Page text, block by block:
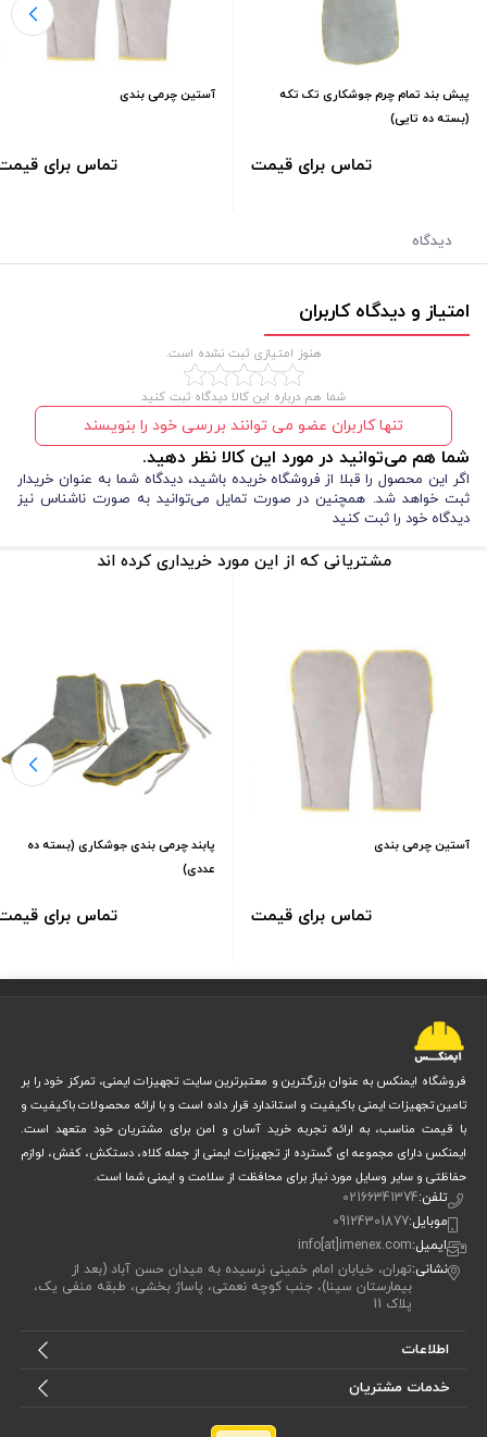
پیش بند تمام چرم جوشکاری تک تکه
(بسته ده تایی)
تماس برای قیمت
آستین چرمی بندی
تماس برای
دیدگاه
امتیاز و دیدگاه کاربران
هنوز امتیازی ثبت نشده است.
شما هم درباره این کالا دیدگاه ثبت کنید
تنها کاربران عضو می توانند بررسی خود را بنویسند
شما هم می‌توانید در مورد این کالا نظر دهید.
اگر این محصول را قبلا از فروشگاه خریده باشید، دیدگاه شما به عنوان خریدار
ثبت خواهد شد. همچنین در صورت تمایل می‌توانید به صورت ناشناس نیز
دیدگاه خود را ثبت کنید
مشتریانی که از این مورد خریداری کرده اند
آستین چرمی بندی
تماس برای قیمت
پابند چرمی بندی جوشکاری (بسته ده
عددی)
تماس برای
فروشگاه ایمنکس به عنوان بزرگترین و معتبرترین سایت تجهیزات ایمنی، تمرکز خود را بر
تامین تجهیزات ایمنی باکیفیت و استاندارد قرار داده است و با ارائه محصولات باکیفیت و
با قیمت مناسب، به ارائه تجربه خرید آسان و امن برای مشتریان خود متعهد است.
ایمنکس دارای مجموعه ای گسترده از تجهیزات ایمنی از جمله کلاه، دستکش، کفش، لوازم
حفاظتی و سایر وسایل مورد نیاز برای محافظت از سلامت و ایمنی شما است.
تلفن:02166341374
موبایل:09124301877
ایمیل:info[at]imenex.com
نشانی:تهران، خیابان امام خمینی نرسیده به میدان حسن آباد (بعد از
بیمارستان سینا)، جنب کوچه نعمتی، پاساژ بخشی، طبقه منفی یک،
پلاک 11
اطلاعات
خدمات مشتریان